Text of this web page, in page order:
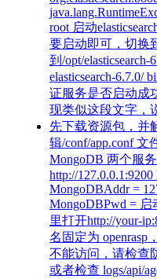
root 启动
要启动即可，切换
到/opt/
elasticsearch-6.7.0/
证服务是否启动成
现类似这段文字，
先下载资源包，并
辑/conf/app.conf 文
MongoDB 两个服
http://
MongoDBAddr =
MongoDBPwd = 启
里打开http://your-
名固定为 openrasp
不能访问，请检查
或者检查 logs/api/